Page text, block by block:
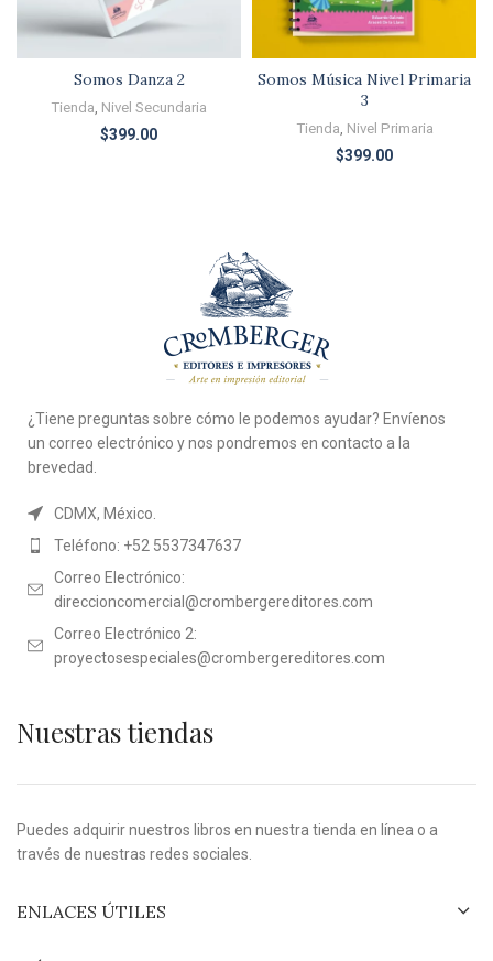
Somos Danza 2
Tienda Nivel Secundaria
$399.00
Somos Música Nivel Primaria
3
Tienda Nivel Primaria
$399.00
¿Tiene preguntas sobre cómo le podemos ayudar? Envíenos
un correo electrónico y nos pondremos en contacto a la
brevedad.
CDMX, México.
Teléfono: +52 5537347637
Correo Electrónico:
direccioncomercial@crombergereditores.com
Correo Electrónico 2:
proyectosespeciales@crombergereditores.com
Nuestras tiendas
Puedes adquirir nuestros libros en nuestra tienda en línea o a
través de nuestras redes sociales.
ENLACES ÚTILES